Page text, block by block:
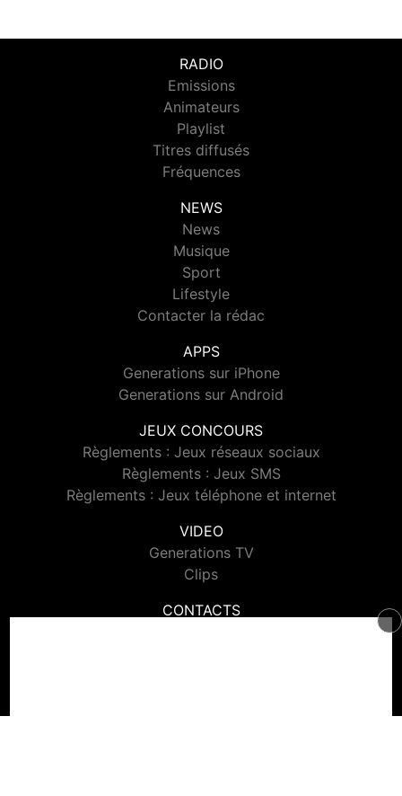
RADIO
Emissions
Animateurs
Playlist
Titres diffusés
Fréquences
NEWS
News
Musique
Sport
Lifestyle
Contacter la rédac
APPS
Generations sur iPhone
Generations sur Android
JEUX CONCOURS
Règlements : Jeux réseaux sociaux
Règlements : Jeux SMS
Règlements : Jeux téléphone et internet
VIDEO
Generations TV
Clips
CONTACTS